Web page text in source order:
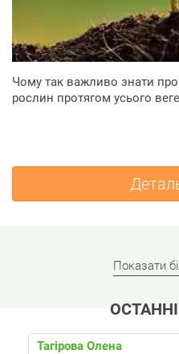
Чому так важливо знати
рослин протягом усього
Показати
Тагірова Олена